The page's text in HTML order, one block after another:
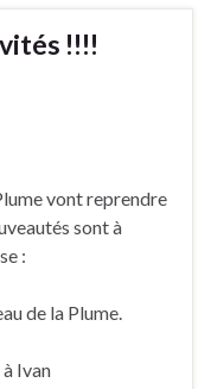
!!!!
vont reprendre
sont à
:
de la Plume.
Ivan